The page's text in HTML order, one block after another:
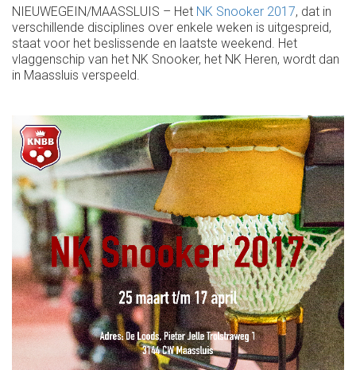
NIEUWEGEIN/MAASSLUIS – Het NK Snooker 2017, dat in
verschillende disciplines over enkele weken is uitgespreid,
staat voor het beslissende en laatste weekend. Het
vlaggenschip van het NK Snooker, het NK Heren, wordt dan
in Maassluis verspeeld.